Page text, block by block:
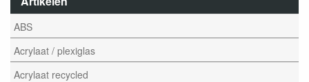
ABS
Acrylaat / plexiglas
Acrylaat recycled